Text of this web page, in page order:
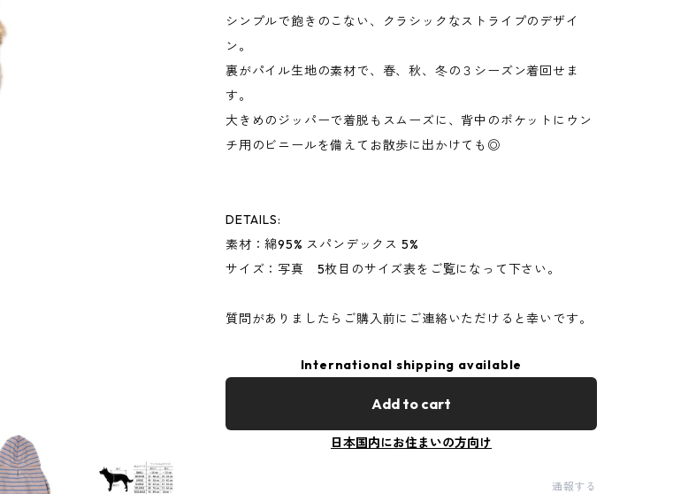
シンプルで飽きのこない、クラシックなストライプのデザイ
ン。
裏がパイル生地の素材で、春、秋、冬の３シーズン着回せま
す。
大きめのジッパーで着脱もスムーズに、背中のポケットにウン
チ用のビニールを備えてお散歩に出かけても◎
DETAILS:
素材：綿95% スパンデックス 5%
サイズ：写真 5枚目のサイズ表をご覧になって下さい。
質問がありましたらご購入前にご連絡いただけると幸いです。
International shipping available
Add to cart
日本国内にお住まいの方向け
通報する